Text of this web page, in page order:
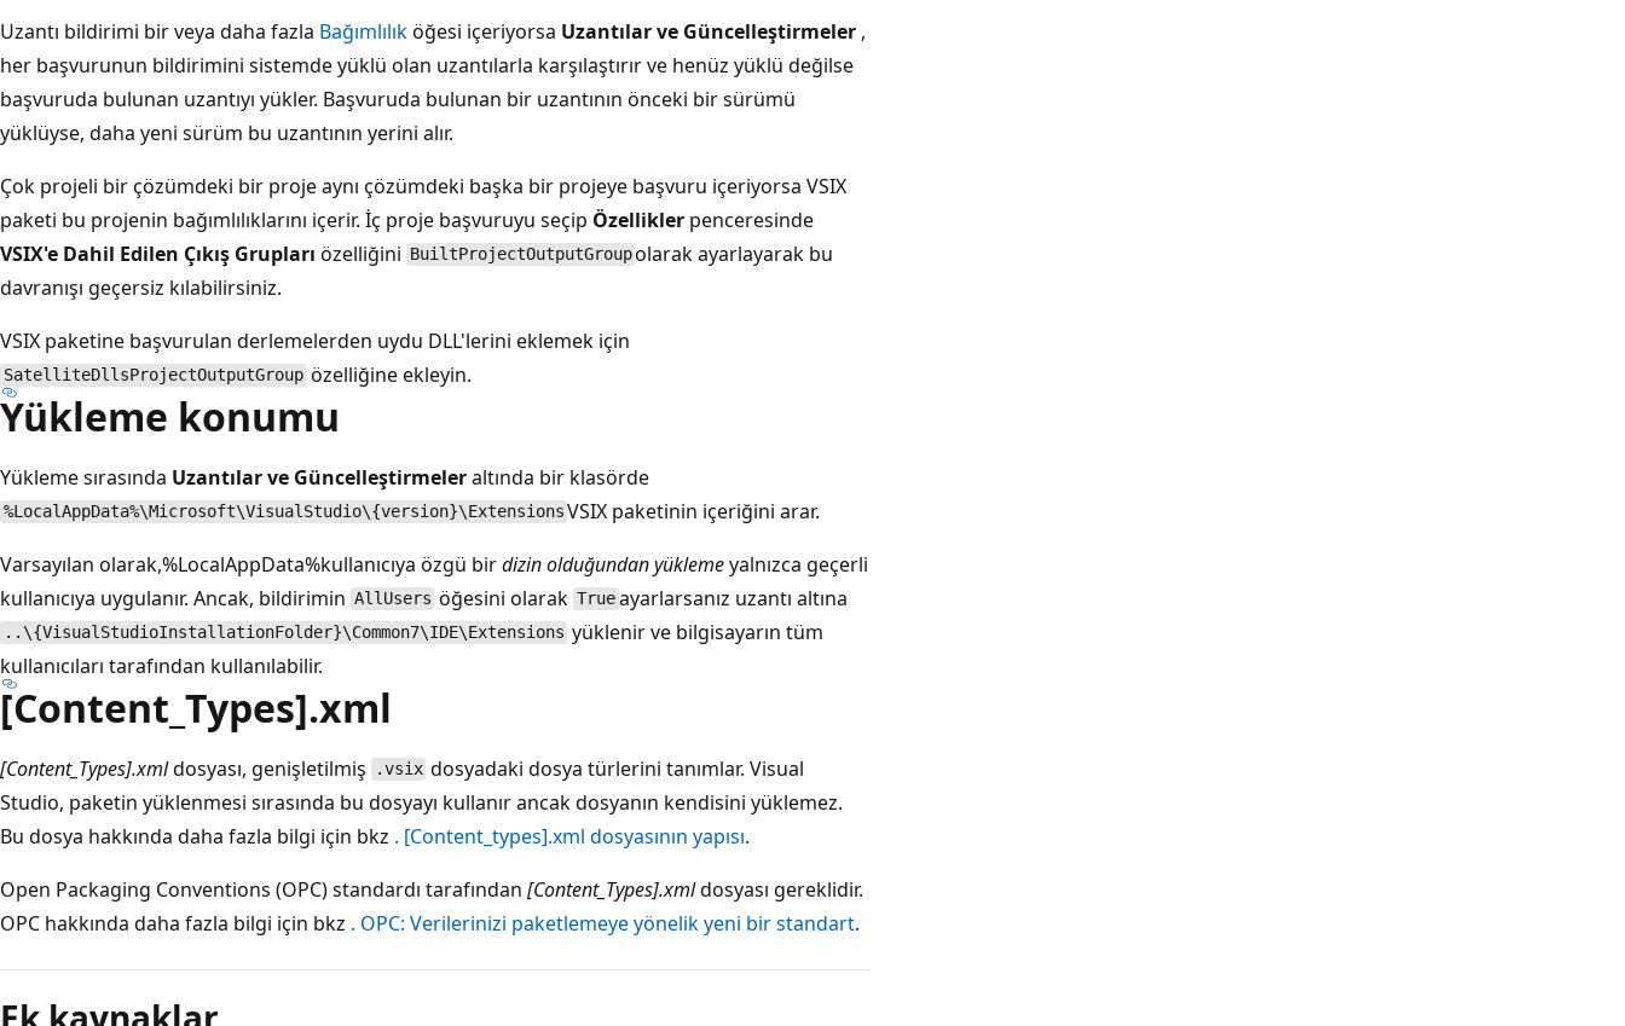
Uzantı bildirimi bir veya daha fazla Bağımlılıköğesi içeriyorsa Uzantılar ve Güncelleştirmeler ,
her başvurunun bildirimini sistemde yüklü olan uzantılarla karşılaştırır ve henüz yüklü değilse
başvuruda bulunan uzantıyı yükler. Başvuruda bulunan bir uzantının önceki bir sürümü
yüklüyse, daha yeni sürüm bu uzantının yerini alır.
Çok projeli bir çözümdeki bir proje aynı çözümdeki başka bir projeye başvuru içeriyorsa VSIX
paketi bu projenin bağımlılıklarını içerir. İç proje başvuruyu seçip Özellikler penceresinde
VSIX'e Dahil Edilen Çıkış Grupları özelliğini BuiltProjectOutputGroupolarak ayarlayarak bu
davranışı geçersiz kılabilirsiniz.
VSIX paketine başvurulan derlemelerden uydu DLL'lerini eklemek için
SatelliteDllsProjectOutputGroup özelliğineekleyin.
Yükleme konumu
Yükleme sırasında Uzantılar ve Güncelleştirmeleraltında bir klasörde
%LocalAppData%\Microsoft\VisualStudio\{version}\Extensions VSIX paketinin içeriğini arar.
Varsayılan olarak,%LocalAppData%kullanıcıya özgü birdizin olduğundan yüklemeyalnızca geçerli
kullanıcıya uygulanır. Ancak, bildirimin AllUsers öğesini olarakTrueayarlarsanız uzantı altına
..\{VisualStudioInstallationFolder}\Common7\IDE\Extensions yüklenir ve bilgisayarın tüm
kullanıcıları tarafından kullanılabilir.
[Content_Types].xml
[Content_Types].xmldosyası, genişletilmiş .vsix dosyadaki dosya türlerini tanımlar. Visual
Studio, paketin yüklenmesi sırasında bu dosyayı kullanır ancak dosyanın kendisini yüklemez.
Bu dosya hakkında daha fazla bilgi için bkz . [Content_types].xml dosyasının yapısı.
Open Packaging Conventions (OPC) standardı tarafından [Content_Types].xmldosyası gereklidir.
OPC hakkında daha fazla bilgi için bkz . OPC: Verilerinizi paketlemeye yönelik yeni bir standart.